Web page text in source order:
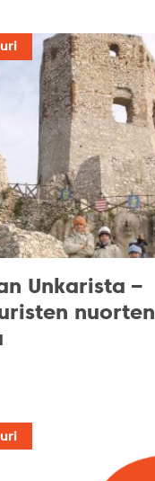
Unkarista –
nuorten